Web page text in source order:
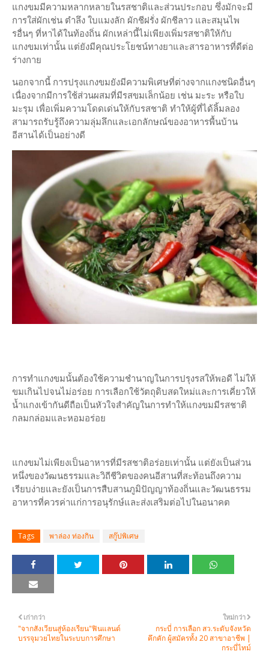
แกงขมมีความหลากหลายในรสชาติและส่วนประกอบ ซึ่งมักจะมี
การใส่ผักเช่น ตำลึง ใบแมงลัก ผักชีฝรั่ง ผักชีลาว และสมุนไพ
รอื่นๆ ที่หาได้ในท้องถิ่น ผักเหล่านี้ไม่เพียงเพิ่มรสชาติให้กับ
แกงขมเท่านั้น แต่ยังมีคุณประโยชน์ทางยาและสารอาหารที่ดีต่อ
ร่างกาย
นอกจากนี้ การปรุงแกงขมยังมีความพิเศษที่ต่างจากแกงชนิดอื่นๆ
เนื่องจากมีการใช้ส่วนผสมที่มีรสขมเล็กน้อย เช่น มะระ หรือใบ
มะรุม เพื่อเพิ่มความโดดเด่นให้กับรสชาติ ทำให้ผู้ที่ได้ลิ้มลอง
สามารถรับรู้ถึงความลุ่มลึกและเอกลักษณ์ของอาหารพื้นบ้าน
อีสานได้เป็นอย่างดี
การทำแกงขมนั้นต้องใช้ความชำนาญในการปรุงรสให้พอดี ไม่ให้
ขมเกินไปจนไม่อร่อย การเลือกใช้วัตถุดิบสดใหม่และการเคี่ยวให้
น้ำแกงเข้ากันดีถือเป็นหัวใจสำคัญในการทำให้แกงขมมีรสชาติ
กลมกล่อมและหอมอร่อย
แกงขมไม่เพียงเป็นอาหารที่มีรสชาติอร่อยเท่านั้น แต่ยังเป็นส่วน
หนึ่งของวัฒนธรรมและวิถีชีวิตของคนอีสานที่สะท้อนถึงความ
เรียบง่ายและยังเป็นการสืบสานภูมิปัญญาท้องถิ่นและวัฒนธรรม
อาหารที่ควรค่าแก่การอนุรักษ์และส่งเสริมต่อไปในอนาคต
Tags พาล่อง ท่องกิน สกู๊ปพิเศษ
ใหม่กว่า
กระบี่ การเลือก สว.ระดับจังหวัด
คึกคัก ผู้สมัครทั้ง 20 สาขาอาชีพ |
กระบี่ไทม์
เก่ากว่า
"จากสังเวียนสู่ห้องเรียน"ฟินแลนด์
บรรจุมวยไทยในระบบการศึกษา